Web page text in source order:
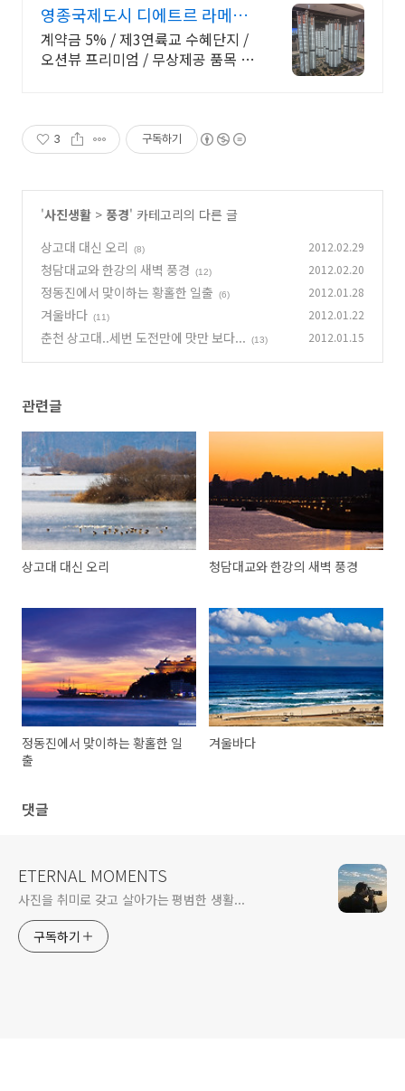
영종국제도시 디에트르 라메르
방문예약
계약금 5% / 제3연륙교 수혜단지 /
오션뷰 프리미엄 / 무상제공 품목 혜
3 구독하기
'사진생활 > 풍경' 카테고리의 다른 글
상고대 대신 오리
(8) 2012.02.29
청담대교와 한강의 새벽 풍경 (12) 2012.02.20
정동진에서 맞이하는 황홀한 일출 (6) 2012.01.28
겨울바다 (11) 2012.01.22
춘천 상고대..세번 도전만에 맛만 보다... (13) 2012.01.15
관련글
상고대 대신 오리 청담대교와 한강의 새벽 풍경
정동진에서 맞이하는 황홀한 일
출
겨울바다
댓글
ETERNAL MOMENTS
사진을 취미로 갖고 살아가는 평범한 생활...
구독하기